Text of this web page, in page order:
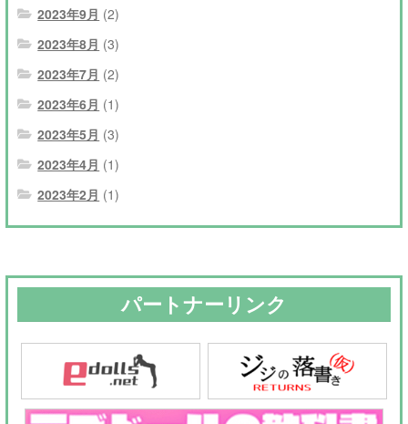
2023年9月 (2)
2023年8月 (3)
2023年7月 (2)
2023年6月 (1)
2023年5月 (3)
2023年4月 (1)
2023年2月 (1)
パートナーリンク